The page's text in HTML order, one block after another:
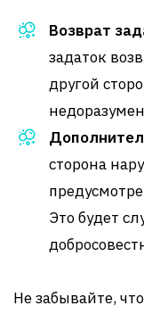
Возврат
задаток
другой
сторона
Это будет
Не забывайте,